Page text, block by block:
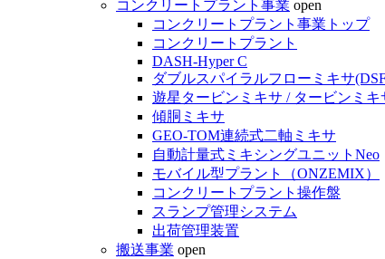
コンクリートプラント事業 open
コンクリートプラント事業トップ
コンクリートプラント
DASH-Hyper C
ダブルスパイラルフローミキサ
遊星タービンミキサ / タービンミキ
傾胴ミキサ
GEO-TOM連続式二軸ミキサ
自動計量式ミキシングユニットNeo
モバイル型プラント（ONZEMIX）
コンクリートプラント操作盤
スランプ管理システム
出荷管理装置
搬送事業 open